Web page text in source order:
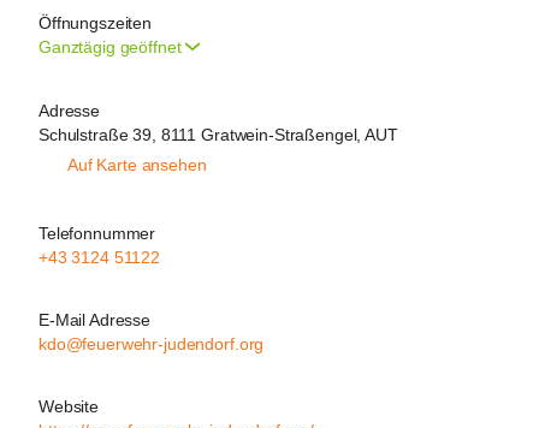
Öffnungszeiten
Ganztägig geöffnet
Adresse
Schulstraße 39, 8111 Gratwein-Straßengel, AUT
Auf Karte ansehen
Telefonnummer
+43 3124 51122
E-Mail Adresse
kdo@feuerwehr-judendorf.org
Website